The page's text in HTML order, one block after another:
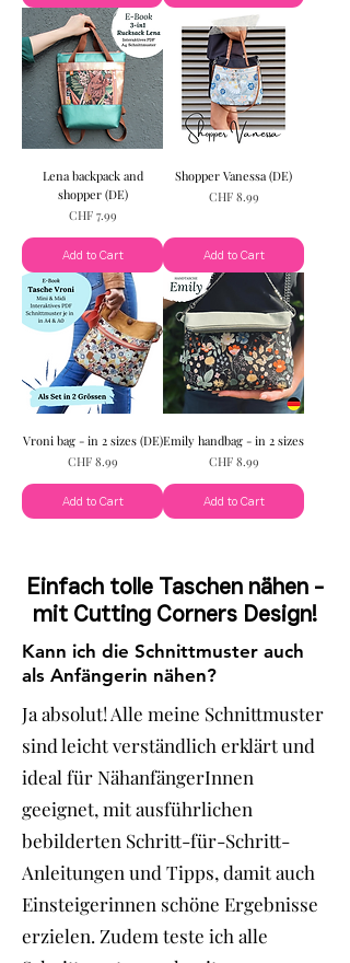
Lena backpack and
shopper (DE)
Price
CHF 7.99
Add to Cart
Shopper Vanessa (DE)
Price
CHF 8.99
Add to Cart
Vroni bag - in 2 sizes (DE)
Price
CHF 8.99
Add to Cart
Emily handbag - in 2 sizes
Price
CHF 8.99
Add to Cart
Einfach tolle Taschen nähen -
mit Cutting Corners Design!
Kann ich die Schnittmuster auch
als Anfängerin nähen?
Ja absolut! Alle meine Schnittmuster
sind leicht verständlich erklärt und
ideal für NähanfängerInnen
geeignet, mit ausführlichen
bebilderten Schritt-für-Schritt-
Anleitungen und Tipps, damit auch
Einsteigerinnen schöne Ergebnisse
erzielen. Zudem teste ich alle